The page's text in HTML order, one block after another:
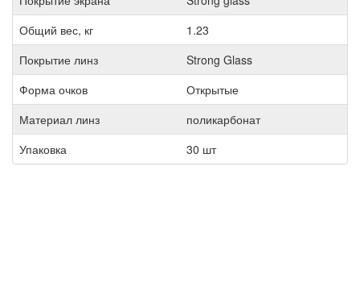
Общий вес, кг
1.23
Покрытие линз
Strong Glass
Форма очков
Открытые
Материал линз
поликарбонат
Упаковка
30 шт